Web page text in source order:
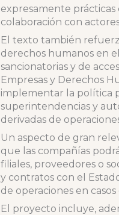
expresamente prácticas
colaboración con
El texto también
derechos humanos en
sancionatorias y de
Empresas y Derechos
implementar la política
superintendencias y
derivadas de
Un aspecto de gran
que las compañías
filiales, proveedores o
y contratos con el
de operaciones en casos
El proyecto incluye,